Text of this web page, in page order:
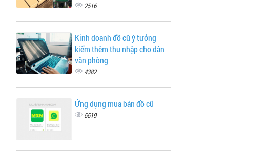
2516
Kinh doanh đồ cũ ý tưởng
kiểm thêm thu nhập cho dân
văn phòng
4382
Ứng dụng mua bán đồ cũ
5519